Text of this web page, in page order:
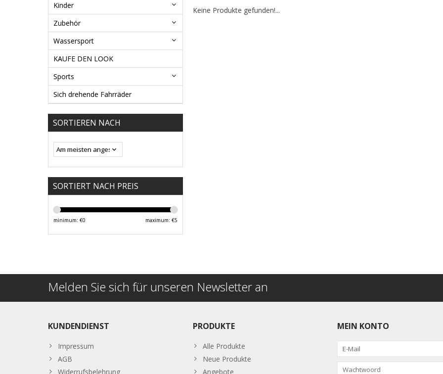
Kinder
Zubehör
Wassersport
KAUFE DEN LOOK
Sports
Sich drehende Fahrräder
SORTIEREN NACH
SORTIERT NACH PREIS
minimum: €0 maximum: €5
Keine Produkte gefunden!...
Melden Sie sich für unseren Newsletter an
KUNDENDIENST
Impressum
AGB
Widerrufsbelehrung
PRODUKTE
Alle Produkte
Neue Produkte
Angebote
MEIN KONTO